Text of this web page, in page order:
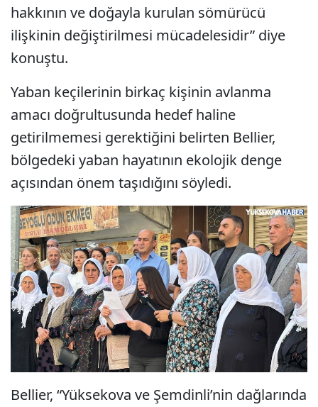
hakkının ve doğayla kurulan sömürücü
ilişkinin değiştirilmesi mücadelesidir” diye
konuştu.
Yaban keçilerinin birkaç kişinin avlanma
amacı doğrultusunda hedef haline
getirilmemesi gerektiğini belirten Bellier,
bölgedeki yaban hayatının ekolojik denge
açısından önem taşıdığını söyledi.
Bellier, “Yüksekova ve Şemdinli’nin dağlarında